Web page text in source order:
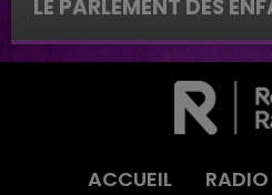
LE PARLEMENT DES
Le parlement des enfants
ACCUEIL RADIO